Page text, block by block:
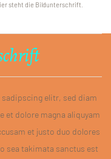
steht die Bildunterschrift.
elitr, sed diam
et dolore magna aliquyam
et justo duo dolores
sea takimata sanctus est